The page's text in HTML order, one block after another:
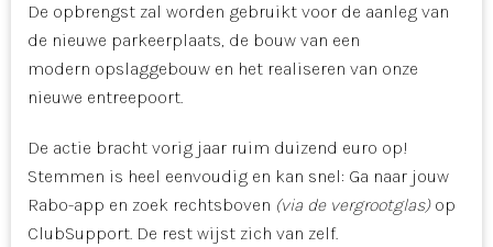
De opbrengst zal worden gebruikt voor de aanleg van
de nieuwe parkeerplaats, de bouw van een
modern opslaggebouw en het realiseren van onze
nieuwe entreepoort.
De actie bracht vorig jaar ruim duizend euro op!
Stemmen is heel eenvoudig en kan snel: Ga naar jouw
Rabo-app en zoek rechtsboven (via de vergrootglas) op
ClubSupport. De rest wijst zich van zelf.